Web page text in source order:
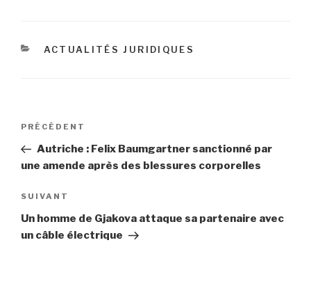
CATÉGORIES
ACTUALITÉS JURIDIQUES
Navigation
l’article
Article
précédent
PRÉCÉDENT
Autriche : Felix Baumgartner sanctionné par
une amende après des blessures corporelles
Article
suivant
SUIVANT
Un homme de Gjakova attaque sa partenaire avec
un câble électrique